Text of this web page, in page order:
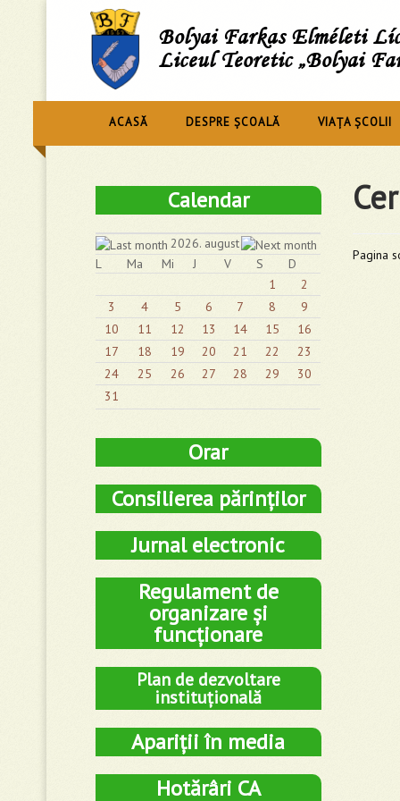
Bolyai Farkas Elméleti
Liceul Teoretic „Bolyai
ACASĂ DESPRE ȘCOALĂ VIAȚA ȘCOLII
Pagina
Calendar
2026. august
L
Ma Mi J V S
D
1
2
3
4 5 6 7 8
9
10
11 12 13 14 15
16
17
18 19 20 21 22
23
24
25 26 27 28 29
30
31
Orar
Consilierea părinților
Jurnal electronic
Regulament de
organizare și
funcționare
Plan de dezvoltare
instituțională
Apariții în media
Hotărâri CA